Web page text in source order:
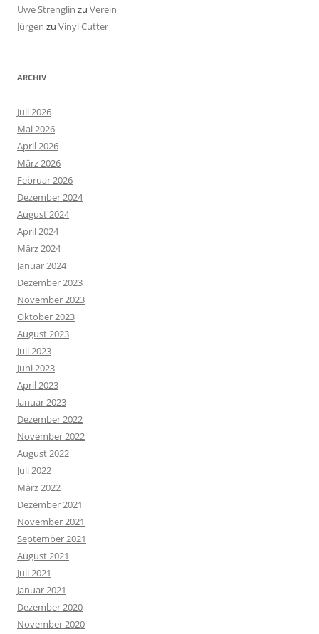
Uwe Strenglin zu Verein
Jürgen zu Vinyl Cutter
ARCHIV
Juli 2026
Mai 2026
April 2026
März 2026
Februar 2026
Dezember 2024
August 2024
April 2024
März 2024
Januar 2024
Dezember 2023
November 2023
Oktober 2023
August 2023
Juli 2023
Juni 2023
April 2023
Januar 2023
Dezember 2022
November 2022
August 2022
Juli 2022
März 2022
Dezember 2021
November 2021
September 2021
August 2021
Juli 2021
Januar 2021
Dezember 2020
November 2020